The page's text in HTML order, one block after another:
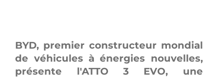
BYD, premier constructeur mondial
de véhicules à énergies nouvelles,
présente l'ATTO 3 EVO, une